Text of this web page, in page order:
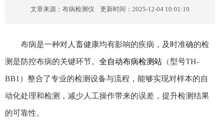
文章来源： 布病检测仪 更新时间：2025-12-04 10:01:19
布病是一种对人畜健康均有影响的疾病，及时准确的检
测是防控布病的关键环节。 全自动布病检测站 （型号TH-
BB1）整合了专业的检测设备与流程，能够实现对样本的自
动化处理和检测，减少人工操作带来的误差，提升检测结果
的可靠性。